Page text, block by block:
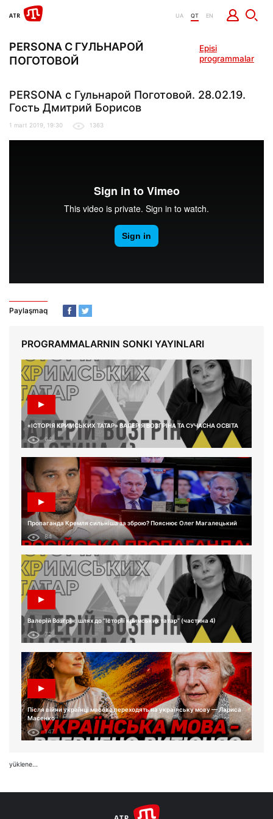
UA QT EN
PERSONA С ГУЛЬНАРОЙ
ПОГОТОВОЙ
Episi
programmalar
PERSONA с Гульнарой Поготовой. 28.02.19.
Гость Дмитрий Борисов
1 mart 2019, 19:30 1363
Paylaşmaq
PROGRAMMALARNIN SONKI YAYINLARI
«ІСТОРІЯ КРИМСЬКИХ ТАТАР» ВАЛЕРІЯ ВОЗГРІНА ТА СУЧАСНА ОСВІТА
64
Пропаганда Кремля сильніша за зброю? Пояснює Олег Магалецький
84
Валерій Возгрін: шлях до “Історії кримських татар” (частина 4)
72
Після війни українці масово переходять на українську мову — Лариса
Масенко
147
yüklene...